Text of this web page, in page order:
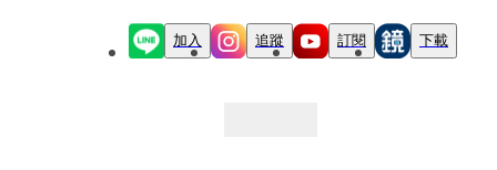
加入 追蹤 訂閱 下載